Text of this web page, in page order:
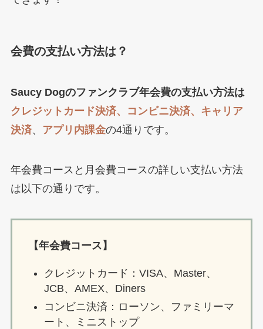
会費の支払い方法は？
Saucy Dogのファンクラブ年会費の支払い方法は
クレジットカード決済、コンビニ決済、キャリア
決済、 アプリ内課金の4通りです。
年会費コースと月会費コースの詳しい支払い方法
は以下の通りです。
【年会費コース】
クレジットカード：VISA、Master、
JCB、AMEX、Diners
コンビニ決済：ローソン、ファミリーマ
ート、ミニストップ